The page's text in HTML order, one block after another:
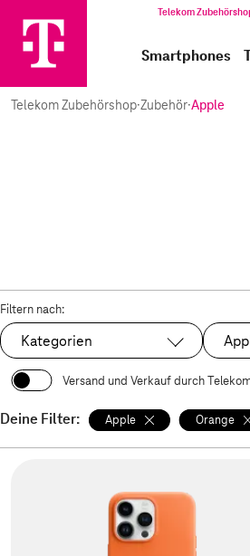
Telekom
Smartphones
Telekom Zubehörshop·Zubehör·Apple
Filtern nach:
Kategorien
Versand und Verkauf durch
Deine Filter: Apple Orange